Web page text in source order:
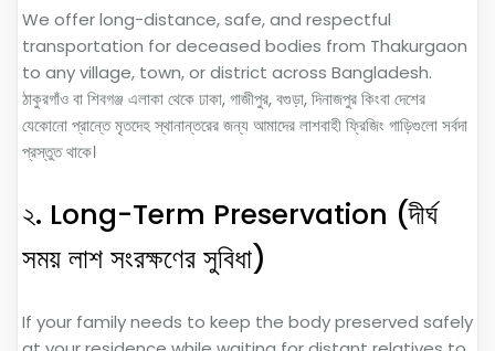
We offer long-distance, safe, and respectful
transportation for deceased bodies from Thakurgaon
to any village, town, or district across Bangladesh.
ঠাকুরগাঁও বা শিবগঞ্জ এলাকা থেকে ঢাকা, গাজীপুর, বগুড়া, দিনাজপুর কিংবা দেশের
যেকোনো প্রান্তে মৃতদেহ স্থানান্তরের জন্য আমাদের লাশবাহী ফ্রিজিং গাড়িগুলো সর্বদা
প্রস্তুত থাকে।
২. Long-Term Preservation (দীর্ঘ
সময় লাশ সংরক্ষণের সুবিধা)
If your family needs to keep the body preserved safely